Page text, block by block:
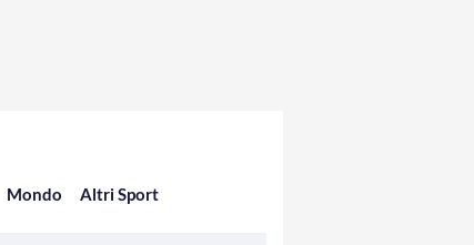
Mondo Altri Sport